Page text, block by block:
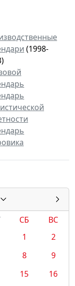
(1998-
СБ
ВС
1
2
8
9
15
16